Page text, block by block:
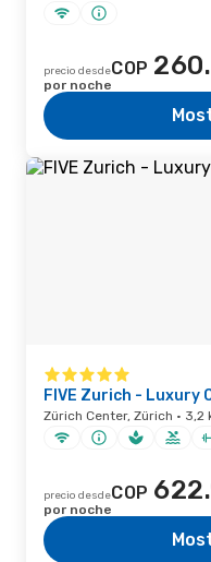
precio desdeCOP
por noche
FIVE Zurich - Luxury
Zürich Center, Zürich ·
precio desdeCOP
por noche